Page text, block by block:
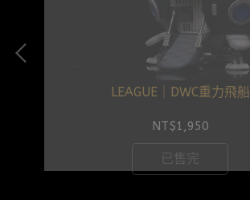
LEAGUE｜DWC重力飛船
NT$1,950
已售完